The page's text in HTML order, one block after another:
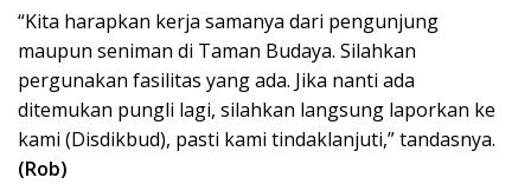
“Kita harapkan kerja samanya dari pengunjung
maupun seniman di Taman Budaya. Silahkan
pergunakan fasilitas yang ada. Jika nanti ada
ditemukan pungli lagi, silahkan langsung laporkan ke
kami (Disdikbud), pasti kami tindaklanjuti,” tandasnya.
(Rob)